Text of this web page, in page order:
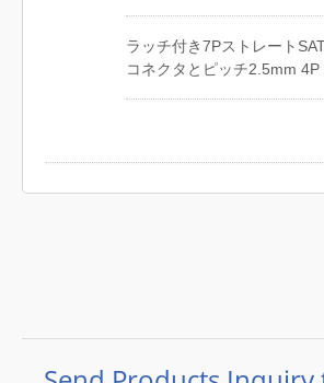
の工場を持っています。ワ
ーネスのUL E344745認証と
拠の部品により、品質を保
経験により、お客様への迅
果的なサービスを提供して
ラッチ付き7Pストレート
コネクタとピッチ2.5mm 4P
ンブリ。 JIA YIはプロフェ
(7+15) SATAケーブルアセ
どが含まれます。 30年以